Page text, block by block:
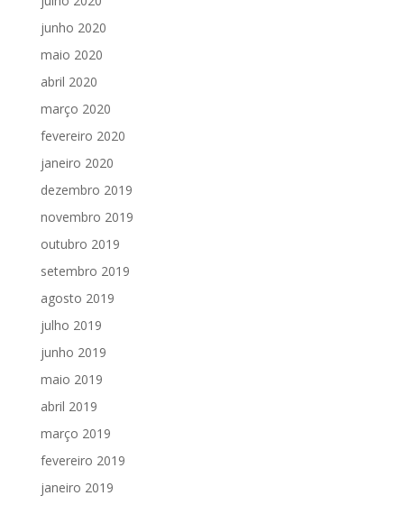
junho 2020
maio 2020
abril 2020
março 2020
fevereiro 2020
janeiro 2020
dezembro 2019
novembro 2019
outubro 2019
setembro 2019
agosto 2019
julho 2019
junho 2019
maio 2019
abril 2019
março 2019
fevereiro 2019
janeiro 2019